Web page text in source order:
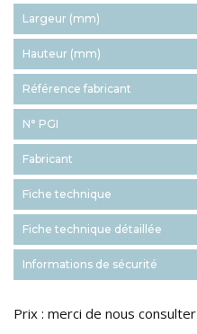
Largeur (mm)
Hauteur (mm)
Référence fabricant
N° PGI
Fabricant
Fiche technique
Fiche technique détaillée
Informations de sécurité
Prix : merci de nous consulter